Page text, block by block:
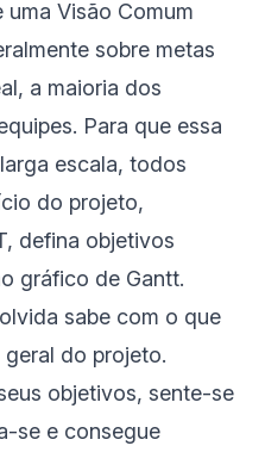
uma Visão Comum
sobre metas
a maioria dos
Para que essa
escala, todos
do projeto,
defina objetivos
gráfico de Gantt.
sabe com o que
do projeto.
objetivos, sente-se
se e consegue